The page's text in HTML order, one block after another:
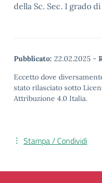
della Sc. Sec. I grado
Pubblicato: 22.02.2025 -
Eccetto dove
stato rilasciato sotto
Attribuzione 4.0 Italia.
Stampa / Condividi